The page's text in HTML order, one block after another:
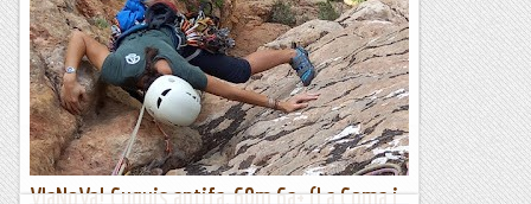
Després de la històrica jornada d'ahir, quan els nens van
conèixer per primera vegada els camins dels Pirineus amb el
recorregut del Camí dels Enginyers, avui...
Blog de muntanya
VIaNoVa! Cuquis antifa, 60m 6a+ (La Coma i